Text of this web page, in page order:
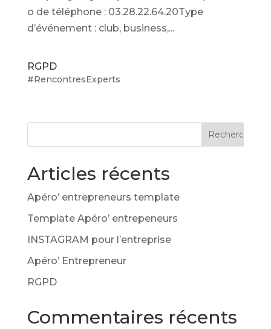
o de téléphone : 03.28.22.64.20Type
d’événement : club, business,...
RGPD
#RencontresExperts
Articles récents
Apéro’ entrepreneurs template
Template Apéro’ entrepeneurs
INSTAGRAM pour l’entreprise
Apéro’ Entrepreneur
RGPD
Commentaires récents